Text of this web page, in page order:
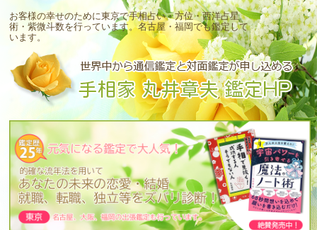
お客様の幸せのために東京で手相占い・方位・西洋占星
術・紫微斗数を行っています。名古屋・福岡でも鑑定して
います。